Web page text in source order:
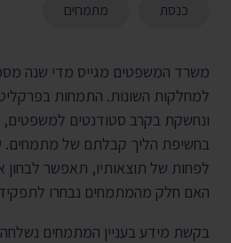
כנסת מתמחים
משרד המשפטים מגייס מדי שנה
למחלקות השונות. התמחות
ונחשקת בקרב סטודנטים למשפטים,
בחשיפת הליך קבלתם של מתמחים.
לפחות של תוצאותיו, תאפשר לבחון
האם חלק מהמתמחים נבחרו
בקשת מידע בעניין המתמחים